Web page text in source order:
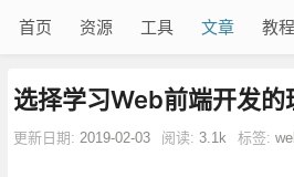
首页 资源 工具 文章 教程
选择学习Web前端开发的
更新日期: 2019-02-03 阅读: 3.1k 标签: